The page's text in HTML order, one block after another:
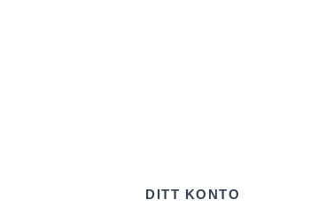
DITT KONTO